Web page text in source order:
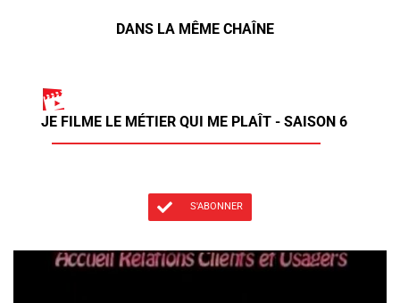
DANS LA MÊME CHAÎNE
JE FILME LE MÉTIER QUI ME PLAÎT - SAISON 6
S'ABONNER